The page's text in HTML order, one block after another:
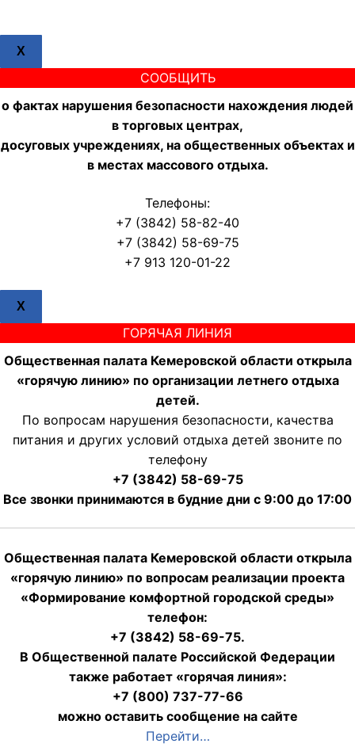
X
СООБЩИТЬ
о фактах нарушения безопасности нахождения людей
в торговых центрах,
досуговых учреждениях, на общественных объектах и
в местах массового отдыха.
Телефоны:
+7 (3842) 58-82-40
+7 (3842) 58-69-75
+7 913 120-01-22
X
ГОРЯЧАЯ ЛИНИЯ
Общественная палата Кемеровской области открыла
«горячую линию» по организации летнего отдыха
детей.
По вопросам нарушения безопасности, качества
питания и других условий отдыха детей звоните по
телефону
+7 (3842) 58-69-75
Все звонки принимаются в будние дни с 9:00 до 17:00
Общественная палата Кемеровской области открыла
«горячую линию» по вопросам реализации проекта
«Формирование комфортной городской среды»
телефон:
+7 (3842) 58-69-75.
В Общественной палате Российской Федерации
также работает «горячая линия»:
+7 (800) 737-77-66
можно оставить сообщение на сайте
Перейти…